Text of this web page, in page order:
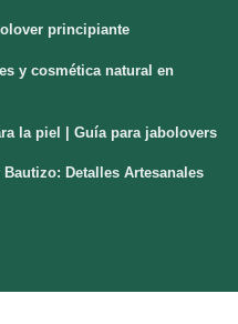
principiante
y cosmética natural en
la piel | Guía para jabolovers
Detalles Artesanales